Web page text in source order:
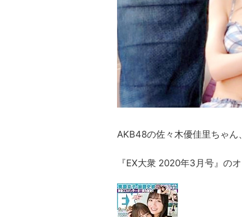
AKB48の佐々木優佳里ちゃん
『EX大衆 2020年3月号』の